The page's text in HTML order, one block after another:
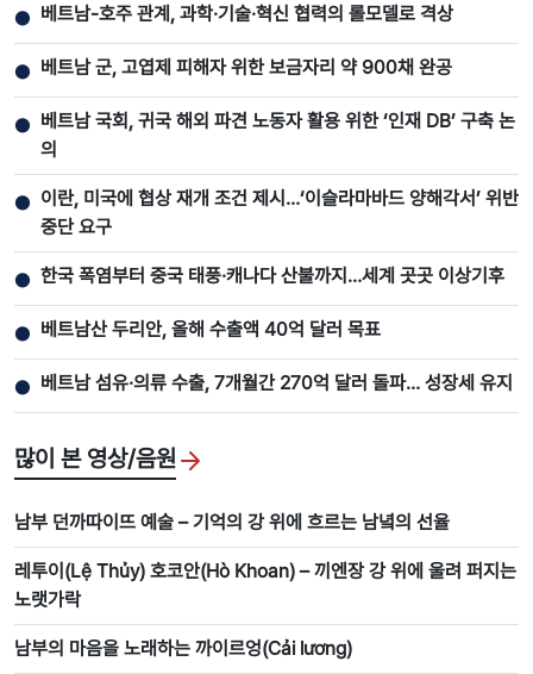
● 베트남-호주 관계, 과학·기술·혁신 협력의 롤모델로 격상
● 베트남 군, 고엽제 피해자 위한 보금자리 약 900채 완공
● 베트남 국회, 귀국 해외 파견 노동자 활용 위한 ‘인재 DB’ 구축 논
의
● 이란, 미국에 협상 재개 조건 제시…‘이슬라마바드 양해각서’ 위반
중단 요구
● 한국 폭염부터 중국 태풍·캐나다 산불까지…세계 곳곳 이상기후
● 베트남산 두리안, 올해 수출액 40억 달러 목표
● 베트남 섬유·의류 수출, 7개월간 270억 달러 돌파… 성장세 유지
많이 본 영상/음원
남부 던까따이뜨 예술 – 기억의 강 위에 흐르는 남녘의 선율
레투이(Lệ Thủy) 호코안(Hò Khoan) – 끼엔장 강 위에 울려 퍼지는
노랫가락
남부의 마음을 노래하는 까이르엉(Cải lương)